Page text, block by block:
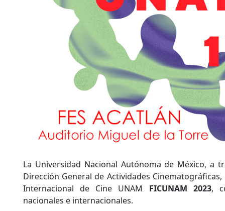
La Universidad Nacional Autónoma de México, a
Dirección General de Actividades
Internacional de Cine UNAM FICUNAM 2023,
nacionales e internacionales.